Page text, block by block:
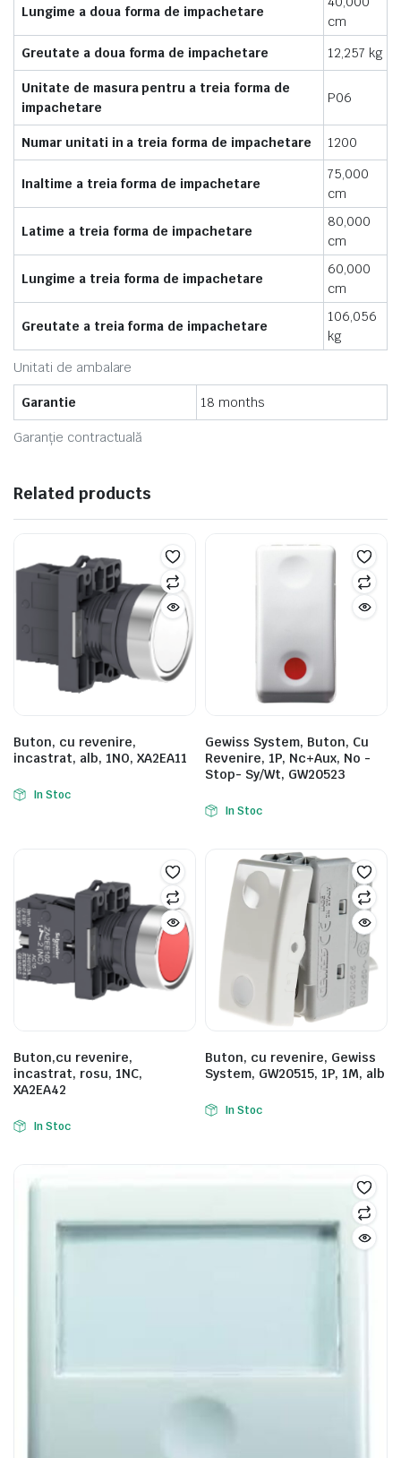
Unitati de ambalare
Lungime a doua forma de impachetare
cm
Greutate a doua forma de impachetare
12,257 kg
Unitate de masura pentru a treia forma de
impachetare
P06
Numar unitati in a treia forma de impachetare 1200
Inaltime a treia forma de impachetare
75,000
cm
Latime a treia forma de impachetare
80,000
cm
Lungime a treia forma de impachetare
60,000
cm
Greutate a treia forma de impachetare
106,056
kg
Garanție contractuală
Garantie 18 months
Related products
Buton, cu revenire,
incastrat, alb, 1NO, XA2EA11
In Stoc
Gewiss System, Buton, Cu
Revenire, 1P, Nc+Aux, No -
Stop- Sy/Wt, GW20523
In Stoc
Buton,cu revenire,
incastrat, rosu, 1NC,
XA2EA42
In Stoc
Buton, cu revenire, Gewiss
System, GW20515, 1P, 1M, alb
In Stoc